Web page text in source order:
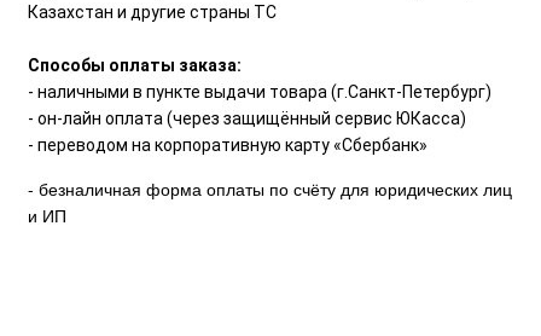
Казахстан и другие страны ТС
Способы оплаты заказа:
- наличными в пункте выдачи товара (г.Санкт-Петербург)
- он-лайн оплата (через защищённый сервис ЮКасса)
- переводом на корпоративную карту «Сбербанк»
- безналичная форма оплаты по счёту для юридических лиц
и ИП